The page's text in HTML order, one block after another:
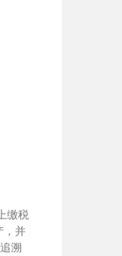
缴税
，并
溯